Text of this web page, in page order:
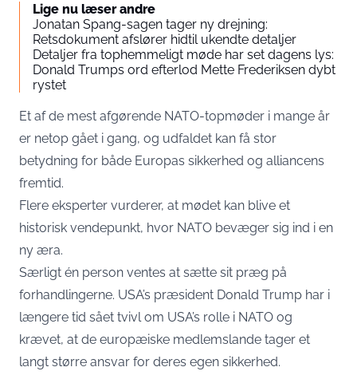
Lige nu læser andre
Jonatan Spang-sagen tager ny drejning:
Retsdokument afslører hidtil ukendte detaljer
Detaljer fra tophemmeligt møde har set dagens lys:
Donald Trumps ord efterlod Mette Frederiksen dybt
rystet
Et af de mest afgørende NATO-topmøder i mange år
er netop gået i gang, og udfaldet kan få stor
betydning for både Europas sikkerhed og alliancens
fremtid.
Flere eksperter vurderer, at mødet kan blive et
historisk vendepunkt, hvor NATO bevæger sig ind i en
ny æra.
Særligt én person ventes at sætte sit præg på
forhandlingerne. USA’s præsident Donald Trump har i
længere tid sået tvivl om USA’s rolle i NATO og
krævet, at de europæiske medlemslande tager et
langt større ansvar for deres egen sikkerhed.